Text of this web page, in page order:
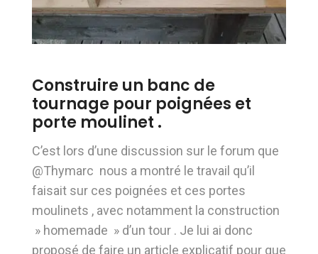
Construire un banc de
tournage pour poignées et
porte moulinet .
C’est lors d’une discussion sur le forum que
@Thymarc nous a montré le travail qu’il
faisait sur ces poignées et ces portes
moulinets , avec notamment la construction
» homemade » d’un tour . Je lui ai donc
proposé de faire un article explicatif pour que